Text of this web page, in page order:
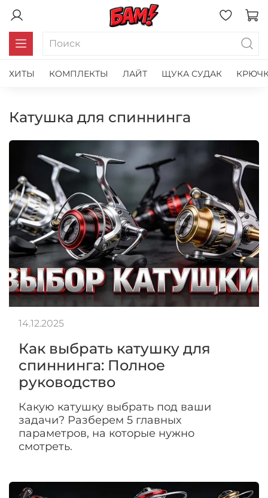
ХИТЫ КОМПЛЕКТЫ ЛАЙТ ЩУКА СУДАК
катушка для спиннинга
Как выбрать катушку для
спиннинга: Полное
руководство
Какую катушку выбрать под ваши
задачи? Разберем 5 главных
параметров, на которые нужно
смотреть.
14.12.2025